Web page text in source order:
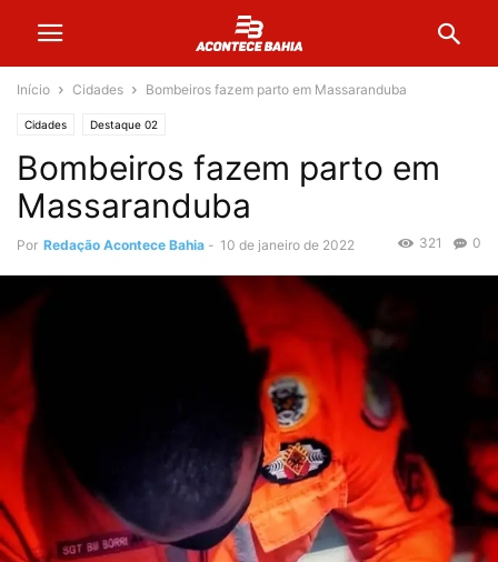
Início Cidades Bombeiros fazem parto em Massaranduba
Cidades Destaque 02
Bombeiros fazem parto em
Massaranduba
Por Redação Acontece Bahia - 10 de janeiro de 2022 0
321